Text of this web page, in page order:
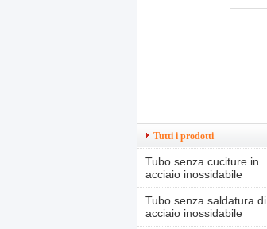
Tutti i prodotti
Tubo senza cuciture in
acciaio inossidabile
Tubo senza saldatura di
acciaio inossidabile